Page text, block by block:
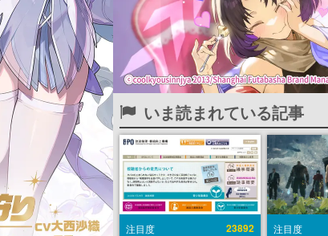
いま読まれている記事
注目度 23892 注目度